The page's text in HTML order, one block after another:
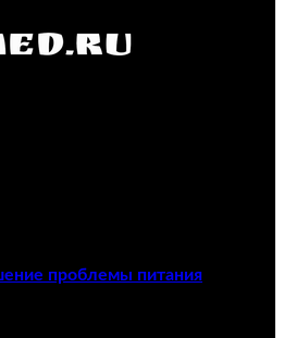
проблемы питания